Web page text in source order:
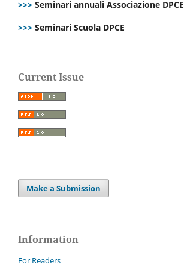
>>> Seminari annuali Associazione DPCE
>>> Seminari Scuola DPCE
Current Issue
Make a Submission
Information
For Readers